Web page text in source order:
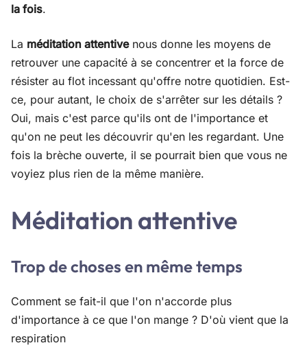
la fois.
La méditation attentivenous donne les moyens de
retrouver une capacité à se concentrer et la force de
résister au flot incessant qu'offre notre quotidien. Est-
ce, pour autant, le choix de s'arrêter sur les détails ?
Oui, mais c'est parce qu'ils ont de l'importance et
qu'on ne peut les découvrir qu'en les regardant. Une
fois la brèche ouverte, il se pourrait bien que vous ne
voyiez plus rien de la même manière.
Méditation attentive
Trop de choses en même temps
Comment se fait-il que l'on n'accorde plus
d'importance à ce que l'on mange ? D'où vient que la
respiration